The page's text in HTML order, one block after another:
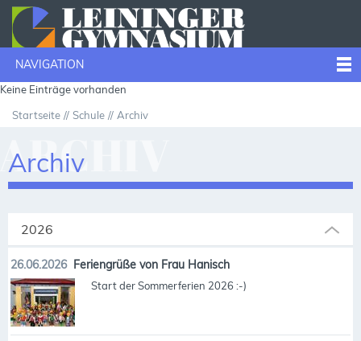
NAVIGATION
Keine Einträge vorhanden
Startseite Schule Archiv
Archiv
2026
26.06.2026 Feriengrüße von Frau Hanisch
Start der Sommerferien 2026 :-)